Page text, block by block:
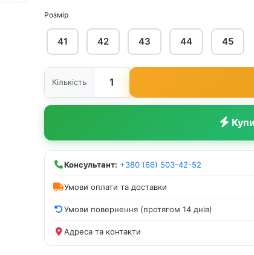
Розмір
41 42 43 44 45
Кількість
Консультант: +380 (66) 503-42-52
Умови оплати та доставки
Умови повернення (протягом 14 днів)
Адреса та контакти